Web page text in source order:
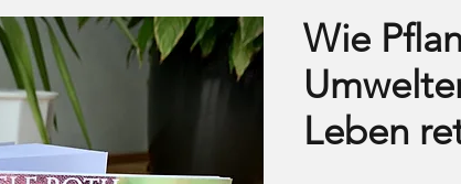
Wie
Leben